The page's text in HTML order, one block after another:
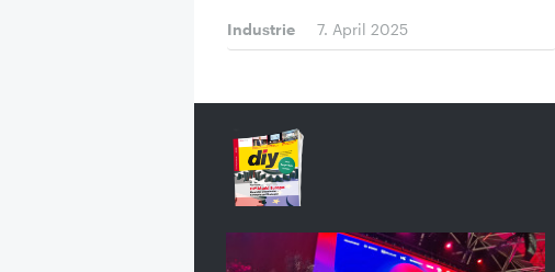
Industrie 7. April 2025